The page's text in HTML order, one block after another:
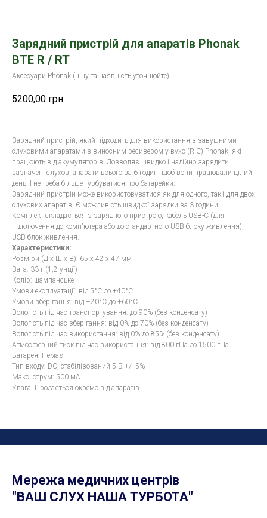
Зарядний пристрій для апаратів Phonak
BTE R / RT
Аксесуари Phonak (ціну та наявність уточнюйте)
5200,00 грн.
Зарядний пристрій, який підходить для використання з завушними
слуховими апаратами з виносним ресивером у вухо (RIC) Phonak, які
працюють від акумуляторів. Дозволяє швидко і надійно зарядити
зазначені слухові апарати всього за 6 годин, щоб вони працювали цілий
день. І не треба більше турбуватися про батарейки.
Зарядний пристрій може використовуватися як для одного, так і для двох
слухових апаратів. Є можливість швидкої зарядки за 3 години.
Комплект складається з зарядного пристрою, кабель USB-C (для
підключення до комп'ютера або до стандартного USB-блоку живлення),
USB-блок живлення.
Характеристики:
Розміри (Д х Ш х В): 65 х 42 х 47 мм
Вага: 33 г (1,2 унції)
Колір: шампанське
Умови експлуатації: від 5°С до +40°С
Умови зберігання: від –20°С до +60°С
Вологість під час транспортування: до 90% (без конденсату)
Вологість під час зберігання: від 0% до 70% (без конденсату)
Вологість під час використання: від 0% до 85% (без конденсату)
Атмосферний тиск під час використання: від 800 гПа до 1500 гПа
Батарея: Немає
Тип входу: DC, стабілізований 5 В +/- 5%
Макс. струм: 500 мА
Увага! Продається окремо від апаратів.
Мережа медичних центрів
"ВАШ СЛУХ НАША ТУРБОТА"